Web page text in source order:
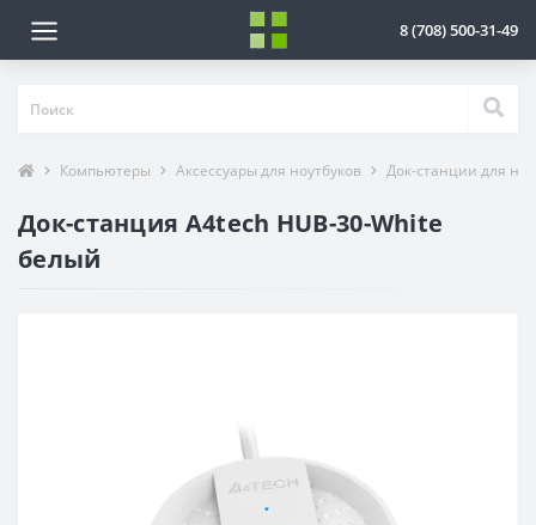
8 (708) 500-31-49
Компьютеры Аксессуары для ноутбуков Док-станции для
Док-станция A4tech HUB-30-White
белый